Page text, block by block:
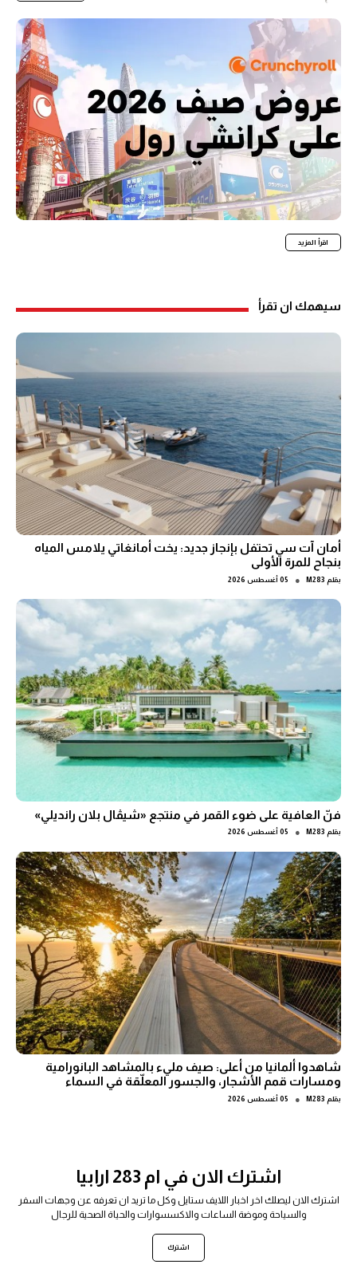
اقرأ المزيد
سيهمك ان تقرأ
أمان آت سي تحتفل بإنجاز جديد: يخت أمانغاتي يلامس المياه
بنجاح للمرة الأولى
بقلم M283
● 05 أغسطس 2026
فنّ العافية على ضوء القمر في منتجع «شيڤال بلان رانديلي»
بقلم M283
● 05 أغسطس 2026
شاهدوا ألمانيا من أعلى: صيف مليء بالمشاهد البانورامية
ومسارات قمم الأشجار، والجسور المعلّقة في السماء
بقلم M283
● 05 أغسطس 2026
اشترك الان في ام 283 ارابيا
اشترك الان ليصلك اخر اخبار اللايف ستايل وكل ما تريد ان تعرفه عن وجهات السفر
والسياحة وموضة الساعات والاكسسوارات والحياة الصحية للرجال
اشترك